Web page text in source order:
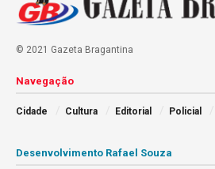
© 2021 Gazeta Bragantina
Navegação
Cidade Cultura Editorial Policial
Desenvolvimento Rafael Souza